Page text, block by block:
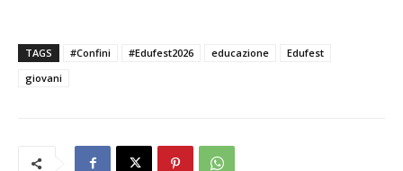
TAGS #Confini #Edufest2026 educazione
Edufest
giovani